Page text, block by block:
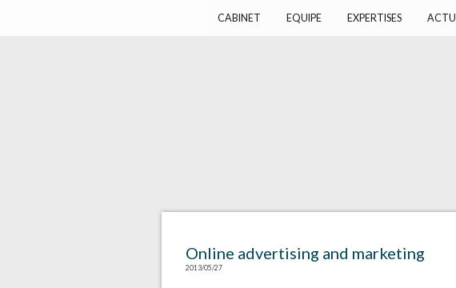
CABINET EQUIPE EXPERTISES
Online advertising and marketing
2013/05/27